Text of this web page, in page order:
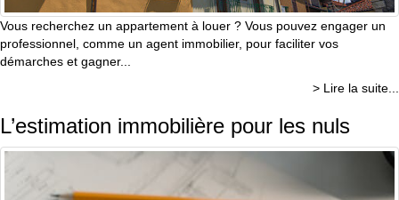
Vous recherchez un appartement à louer ? Vous pouvez engager un
professionnel, comme un agent immobilier, pour faciliter vos
démarches et gagner...
> Lire la suite...
L’estimation immobilière pour les nuls